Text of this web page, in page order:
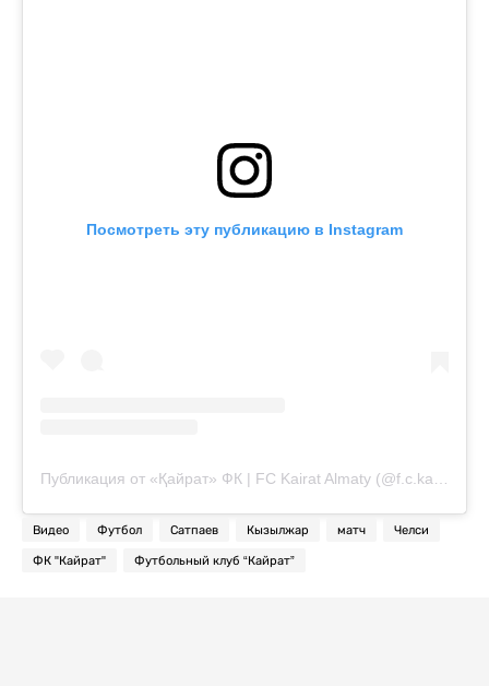
Посмотреть эту публикацию в Instagram
Публикация от «Қайрат» ФК | FC Kairat Almaty (@f.c.kairat)
Видео Футбол Сатпаев Кызылжар матч Челси
ФК "Кайрат" Футбольный клуб “Кайрат”